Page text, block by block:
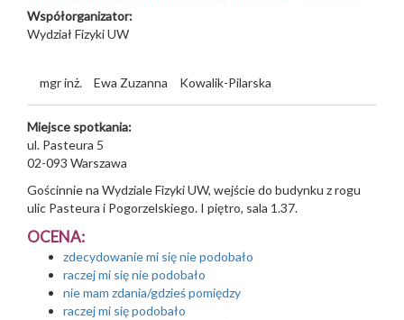
Współorganizator:
Wydział Fizyki UW
mgr inż. Ewa Zuzanna Kowalik-Pilarska
Miejsce spotkania:
ul. Pasteura 5
02-093 Warszawa
Gościnnie na Wydziale Fizyki UW, wejście do budynku z rogu
ulic Pasteura i Pogorzelskiego. I piętro, sala 1.37.
OCENA:
zdecydowanie mi się nie podobało
raczej mi się nie podobało
nie mam zdania/gdzieś pomiędzy
raczej mi się podobało